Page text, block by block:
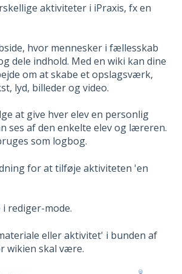
aktiviteter i iPraxis, fx en
hvor mennesker i fællesskab
dele indhold. Med en wiki kan dine
om at skabe et opslagsværk,
lyd, billeder og video.
at give hver elev en personlig
ses af den enkelte elev og læreren.
som logbog.
for at tilføje aktiviteten 'en
rediger-mode.
eller aktivitet' i bunden af
wikien skal være.